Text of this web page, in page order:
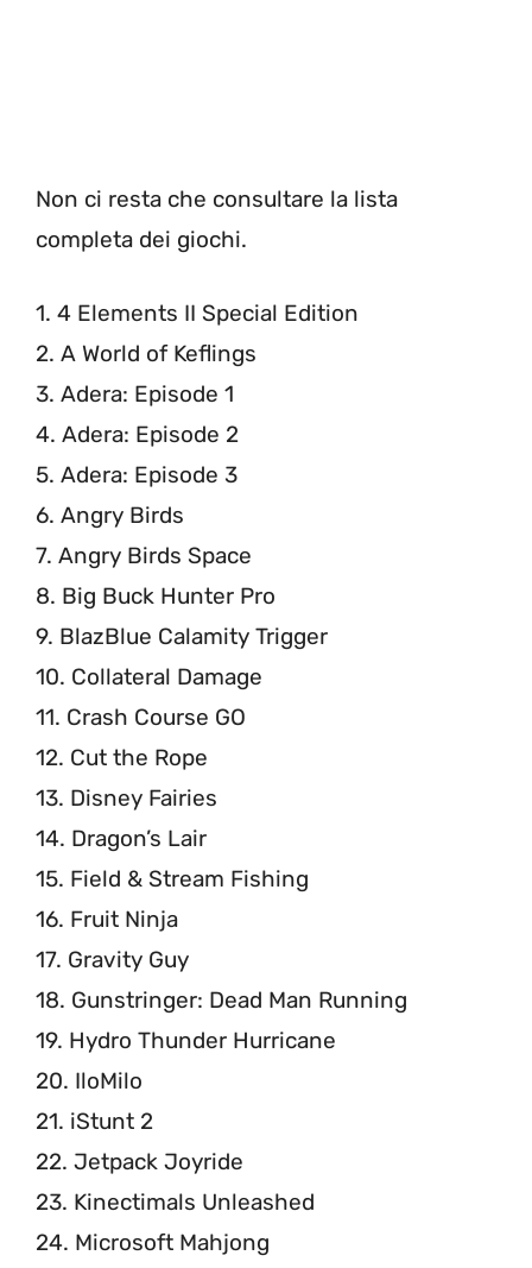
Non ci resta che consultare la lista
completa dei giochi.
1. 4 Elements II Special Edition
2. A World of Keflings
3. Adera: Episode 1
4. Adera: Episode 2
5. Adera: Episode 3
6. Angry Birds
7. Angry Birds Space
8. Big Buck Hunter Pro
9. BlazBlue Calamity Trigger
10. Collateral Damage
11. Crash Course GO
12. Cut the Rope
13. Disney Fairies
14. Dragon’s Lair
15. Field & Stream Fishing
16. Fruit Ninja
17. Gravity Guy
18. Gunstringer: Dead Man Running
19. Hydro Thunder Hurricane
20. IloMilo
21. iStunt 2
22. Jetpack Joyride
23. Kinectimals Unleashed
24. Microsoft Mahjong